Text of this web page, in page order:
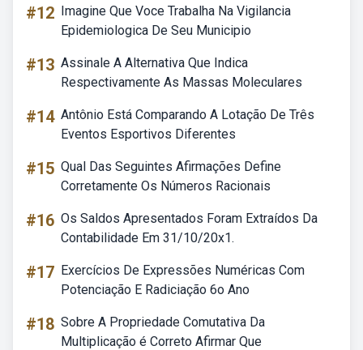
#12 Imagine Que Voce Trabalha Na Vigilancia
Epidemiologica De Seu Municipio
#13 Assinale A Alternativa Que Indica
Respectivamente As Massas Moleculares
#14 Antônio Está Comparando A Lotação De Três
Eventos Esportivos Diferentes
#15 Qual Das Seguintes Afirmações Define
Corretamente Os Números Racionais
#16 Os Saldos Apresentados Foram Extraídos Da
Contabilidade Em 31/10/20x1.
#17 Exercícios De Expressões Numéricas Com
Potenciação E Radiciação 6o Ano
#18 Sobre A Propriedade Comutativa Da
Multiplicação é Correto Afirmar Que